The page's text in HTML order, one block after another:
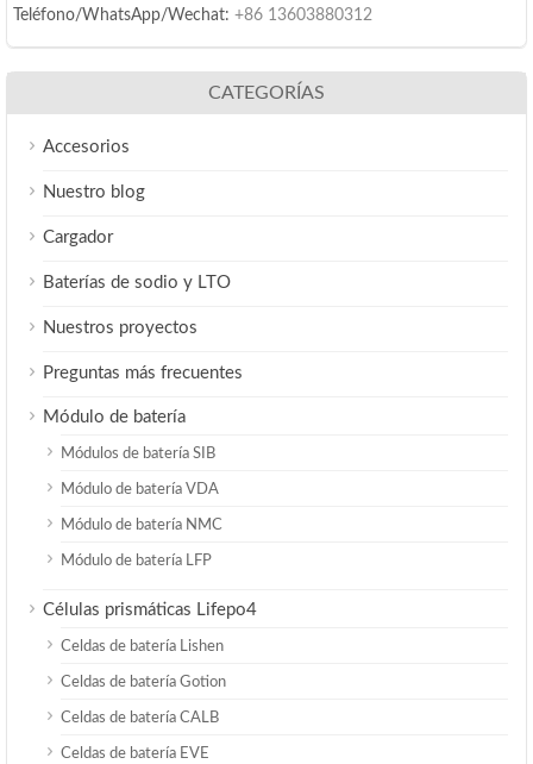
Teléfono/WhatsApp/Wechat: +86 13603880312
CATEGORÍAS
Accesorios
Nuestro blog
Cargador
Baterías de sodio y LTO
Nuestros proyectos
Preguntas más frecuentes
Módulo de batería
Módulos de batería SIB
Módulo de batería VDA
Módulo de batería NMC
Módulo de batería LFP
Células prismáticas Lifepo4
Celdas de batería Lishen
Celdas de batería Gotion
Celdas de batería CALB
Celdas de batería EVE